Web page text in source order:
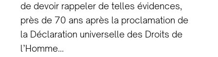
de devoir rappeler de telles évidences,
près de 70 ans après la proclamation de
la Déclaration universelle des Droits de
l’Homme…